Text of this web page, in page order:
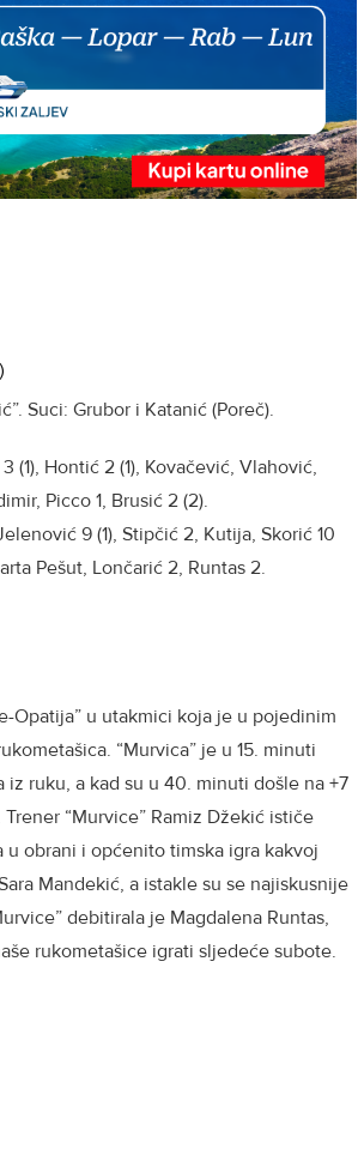
Suci: Grubor i Katanić (Poreč).
(1), Hontić 2 (1), Kovačević, Vlahović,
Picco 1, Brusić 2 (2).
9 (1), Stipčić 2, Kutija, Skorić 10
Pešut, Lončarić 2, Runtas 2.
Opatija” u utakmici koja je u pojedinim
“Murvica” je u 15. minuti
ruku, a kad su u 40. minuti došle na +7
“Murvice” Ramiz Džekić ističe
obrani i općenito timska igra kakvoj
Mandekić, a istakle su se najiskusnije
debitirala je Magdalena Runtas,
rukometašice igrati sljedeće subote.